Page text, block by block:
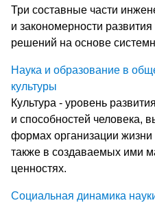
Три составные части
и закономерности
решений на основе
Наука и образование в
культуры
Культура - уровень
и способностей человека,
формах организации жизни
также в создаваемых ими
ценностях.
Социальная динамика